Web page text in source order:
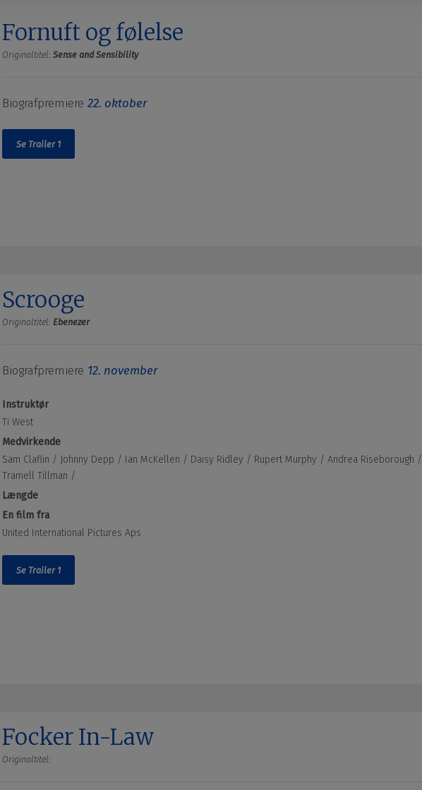
Fornuft og følelse
Originaltitel: Sense and Sensibility
Biografpremiere 22. oktober
Se Trailer 1
Scrooge
Originaltitel: Ebenezer
Biografpremiere 12. november
Instruktør
Ti West
Medvirkende
Sam Claflin / Johnny Depp / Ian McKellen / Daisy Ridley / Rupert Murphy / Andrea Riseborough /
Tramell Tillman /
Længde
En film fra
United International Pictures Aps
Se Trailer 1
Focker In-Law
Originaltitel: